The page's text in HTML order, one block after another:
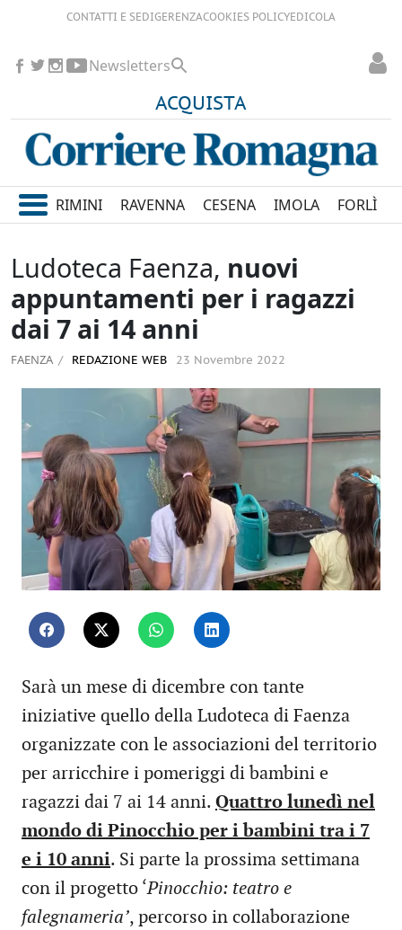
CONTATTI E SEDIGERENZACOOKIES POLICYEDICOLA
ACQUISTA
Newsletters
RIMINI RAVENNA CESENA IMOLA FORLÌ
Ludoteca Faenza, nuovi
appuntamenti per i ragazzi
dai 7 ai 14 anni
FAENZA REDAZIONE WEB 23 Novembre 2022
Sarà un mese di dicembre con tante
iniziative quello della Ludoteca di Faenza
organizzate con le associazioni del territorio
per arricchire i pomeriggi di bambini e
ragazzi dai 7 ai 14 anni. Quattro lunedì nel
mondo di Pinocchio per i bambini tra i 7
e i 10 anni. Si parte la prossima settimana
con il progetto ‘Pinocchio: teatro e
falegnameria’, percorso in collaborazione